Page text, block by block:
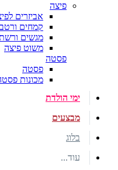
פיצה
אביזרים
קמחים
מגשים
משוט פיצה
פסטה
פסטה
מכונות
ימי הולדת
מבצעים
בלוג
עוד...